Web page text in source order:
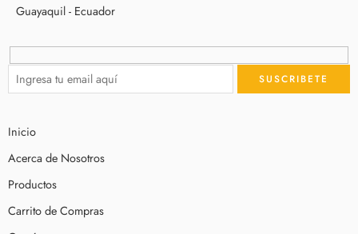
Guayaquil - Ecuador
Inicio
Acerca de Nosotros
Productos
Carrito de Compras